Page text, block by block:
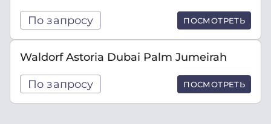
По запросу ПОСМОТРЕТЬ
Waldorf Astoria Dubai Palm Jumeirah
По запросу ПОСМОТРЕТЬ